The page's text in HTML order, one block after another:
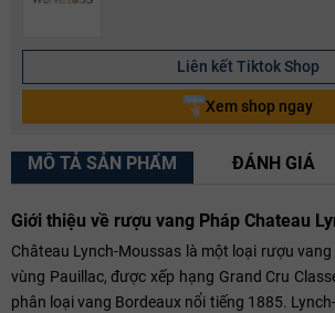
Liên kết Tiktok Shop
Xem shop ngay
MÔ TẢ SẢN PHẨM ĐÁNH GIÁ
Giới thiệu về rượu vang Pháp Chateau
Château Lynch-Moussas là một loại rượu
vùng Pauillac, được xếp hạng Grand Cru
phân loại vang Bordeaux nổi tiếng 1885.